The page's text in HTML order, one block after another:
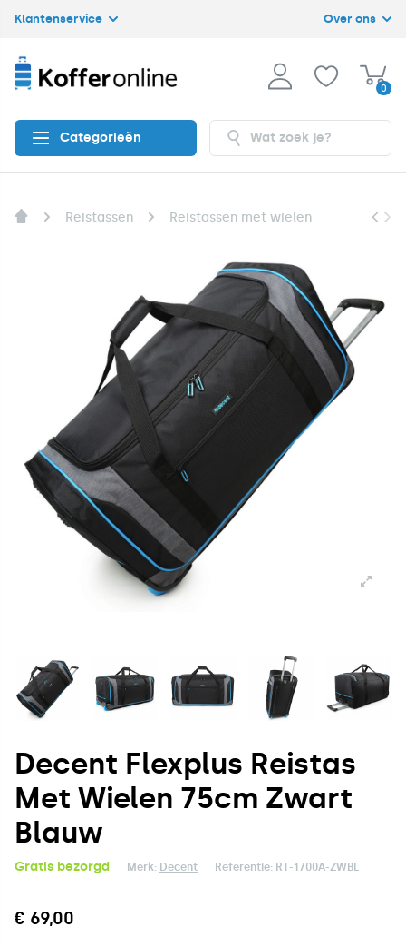
Klantenservice Over ons
0
Categorieën
Reistassen Reistassen met wielen
Decent Flexplus Reistas
Met Wielen 75cm Zwart
Blauw
Gratis bezorgd Merk: Decent Referentie: RT-1700A-ZWBL
€ 69,00